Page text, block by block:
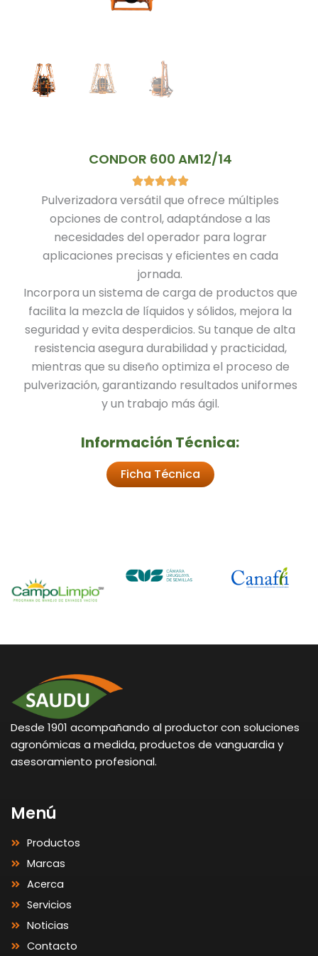
CONDOR 600 AM12/14
Pulverizadora versátil que ofrece múltiples
opciones de control, adaptándose a las
necesidades del operador para lograr
aplicaciones precisas y eficientes en cada
jornada.
Incorpora un sistema de carga de productos que
facilita la mezcla de líquidos y sólidos, mejora la
seguridad y evita desperdicios. Su tanque de alta
resistencia asegura durabilidad y practicidad,
mientras que su diseño optimiza el proceso de
pulverización, garantizando resultados uniformes
y un trabajo más ágil.
Información Técnica:
Ficha Técnica
Desde 1901 acompañando al productor con soluciones
agronómicas a medida, productos de vanguardia y
asesoramiento profesional.
Menú
Productos
Marcas
Acerca
Servicios
Noticias
Contacto